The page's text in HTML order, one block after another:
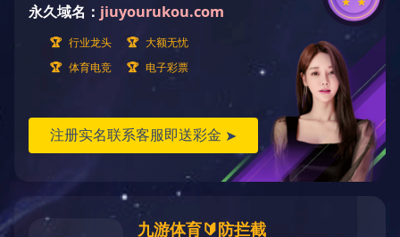
人才理念 人才引进 培训